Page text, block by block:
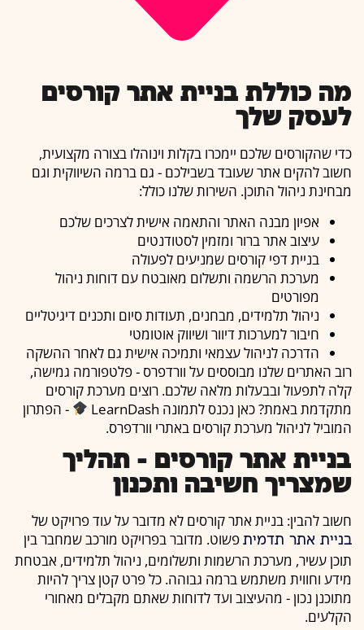
מה כוללת בניית אתר קורסים
לעסק שלך
כדי שהקורסים שלכם יימכרו בקלות וינוהלו בצורה מקצועית,
חשוב להקים אתר שעובד בשבילכם - גם ברמה השיווקית וגם
מבחינת ניהול התוכן. השירות שלנו כולל:
אפיון מבנה האתר והתאמה אישית לצרכים שלכם
עיצוב אתר ברור ומזמין לסטודנטים
בניית דפי קורסים שמניעים לפעולה
מערכת הרשמה ותשלום מאובטח עם דוחות ניהול
מפורטים
ניהול תלמידים, מבחנים, תעודות סיום ותכנים דיגיטליים
חיבור למערכות דיוור ושיווק אוטומטי
הדרכה לניהול עצמאי ותמיכה אישית גם לאחר ההשקה
רוב האתרים שלנו מבוססים על וורדפרס - פלטפורמה גמישה,
קלה לתפעול ובבעלות מלאה שלכם. רוצים מערכת קורסים
מתקדמת באמת? כאן נכנס לתמונה LearnDash
- הפתרון
המוביל לניהול מערכת קורסים באתרי וורדפרס.
בניית אתר קורסים - תהליך
שמצריך חשיבה ותכנון
חשוב להבין: בניית אתר קורסים לא מדובר על עוד פרויקט של
בניית אתר תדמית פשוט. מדובר בפרויקט מורכב שמחבר בין
תוכן עשיר, מערכת הרשמות ותשלומים, ניהול תלמידים, אבטחת
מידע וחווית משתמש ברמה גבוהה. כל פרט קטן צריך להיות
מתוכנן נכון - מהעיצוב ועד לדוחות שאתם מקבלים מאחורי
הקלעים.